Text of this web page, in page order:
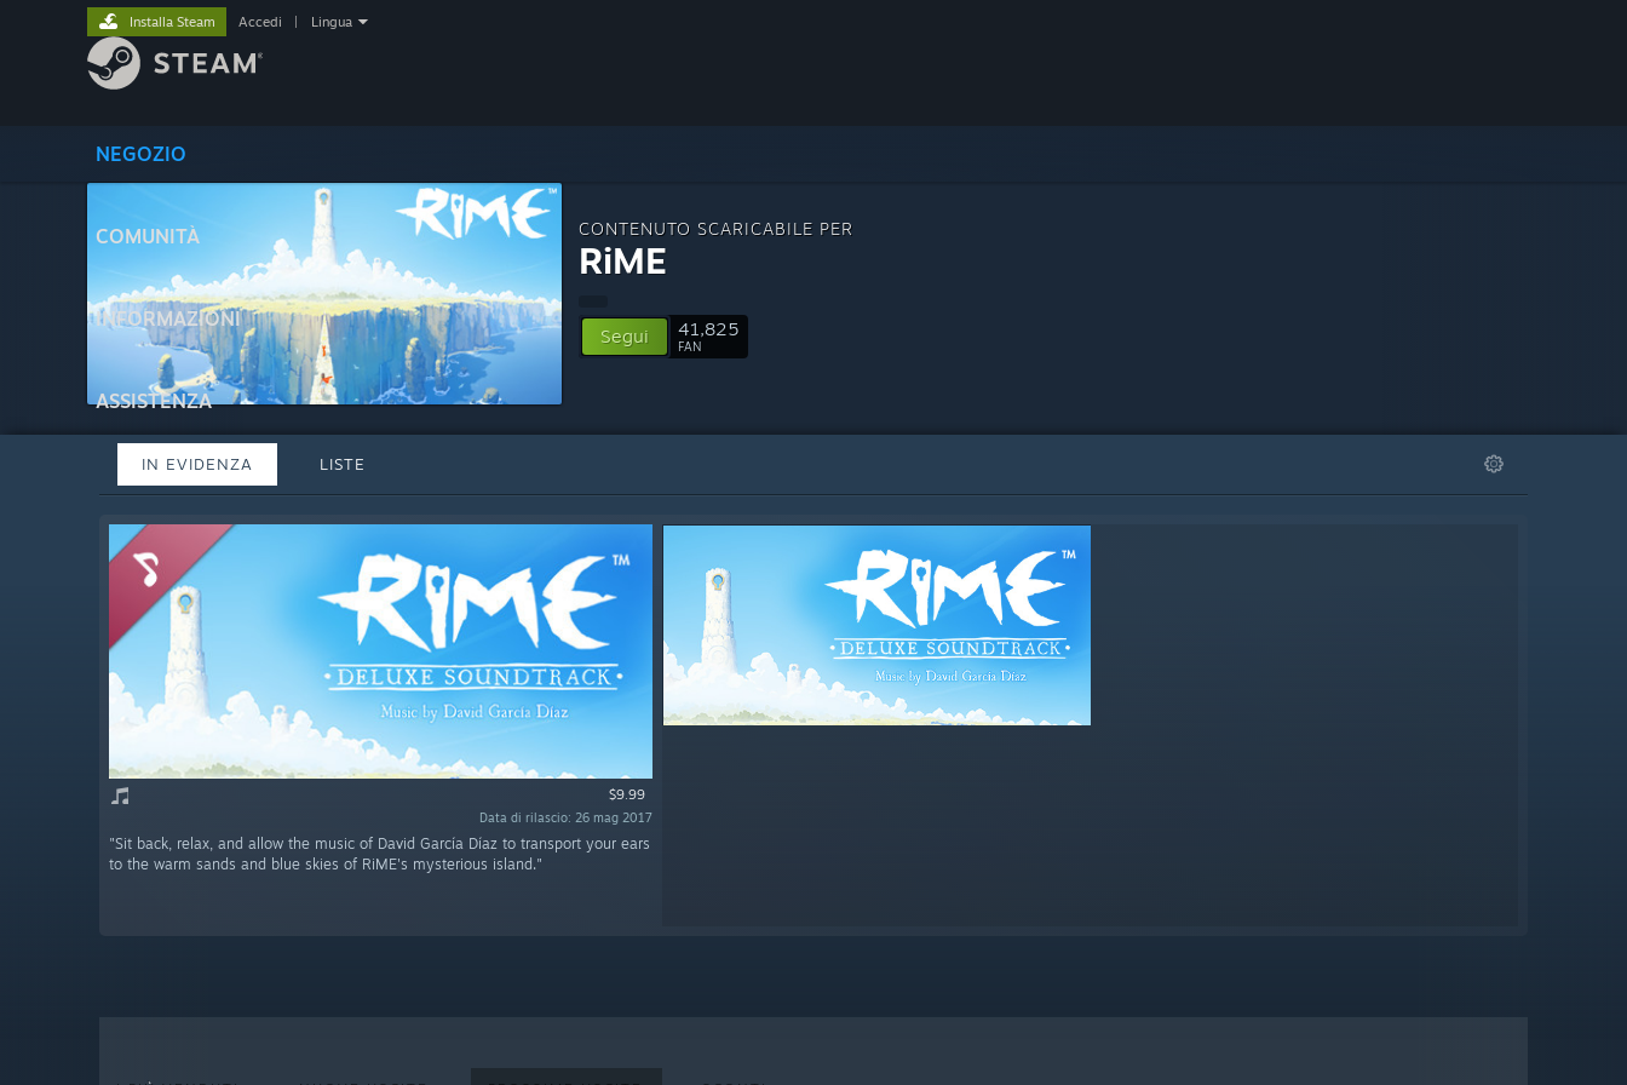
NEGOZIO
COMUNITÀ
INFORMAZIONI
ASSISTENZA
Installa Steam Accedi Lingua
CONTENUTO SCARICABILE PER
RiME
Segui 41,825
FAN
IN EVIDENZA LISTE
$9.99
Data di rilascio: 26 mag 2017
"Sit back, relax, and allow the music of David García Díaz to transport your ears
to the warm sands and blue skies of RiME's mysterious island."